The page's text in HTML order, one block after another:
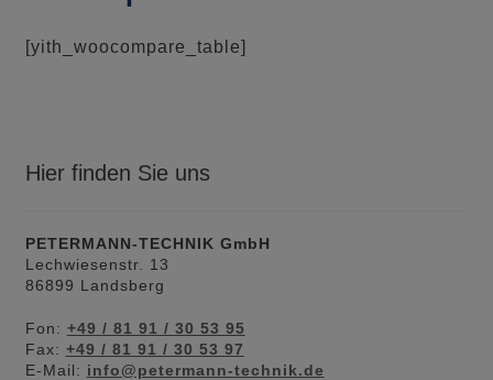
[yith_woocompare_table]
Hier finden Sie uns
PETERMANN-TECHNIK GmbH
Lechwiesenstr. 13
86899 Landsberg
Fon: +49 / 81 91 / 30 53 95
Fax: +49 / 81 91 / 30 53 97
E-Mail: info@petermann-technik.de